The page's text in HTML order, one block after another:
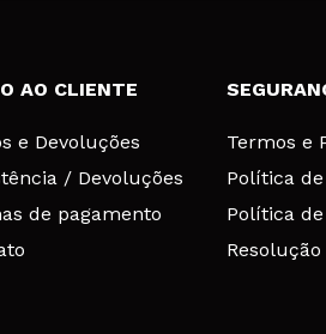
AO CLIENTE
e Devoluções
/ Devoluções
de pagamento
Termos e
Política
Política